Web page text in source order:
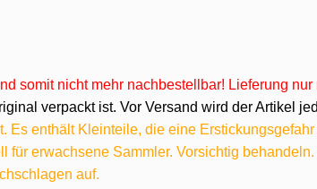
somit nicht mehr nachbestellbar! Lieferung
verpackt ist. Vor Versand wird der Artikel
Es enthält Kleinteile, die eine
für erwachsene Sammler. Vorsichtig
auf.